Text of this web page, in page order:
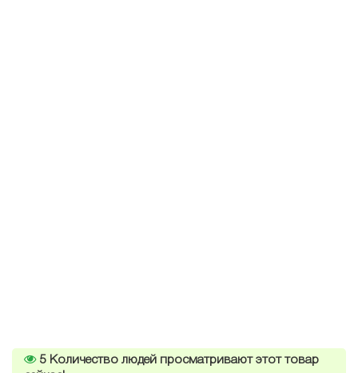
5 Количество людей просматривают этот товар